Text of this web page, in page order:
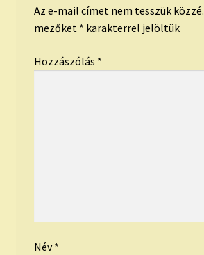
Az e-mail címet nem tesszük közzé.
mezőket * karakterrel jelöltük
Hozzászólás *
Név*